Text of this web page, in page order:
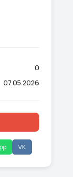
0
07.05.2026
VK